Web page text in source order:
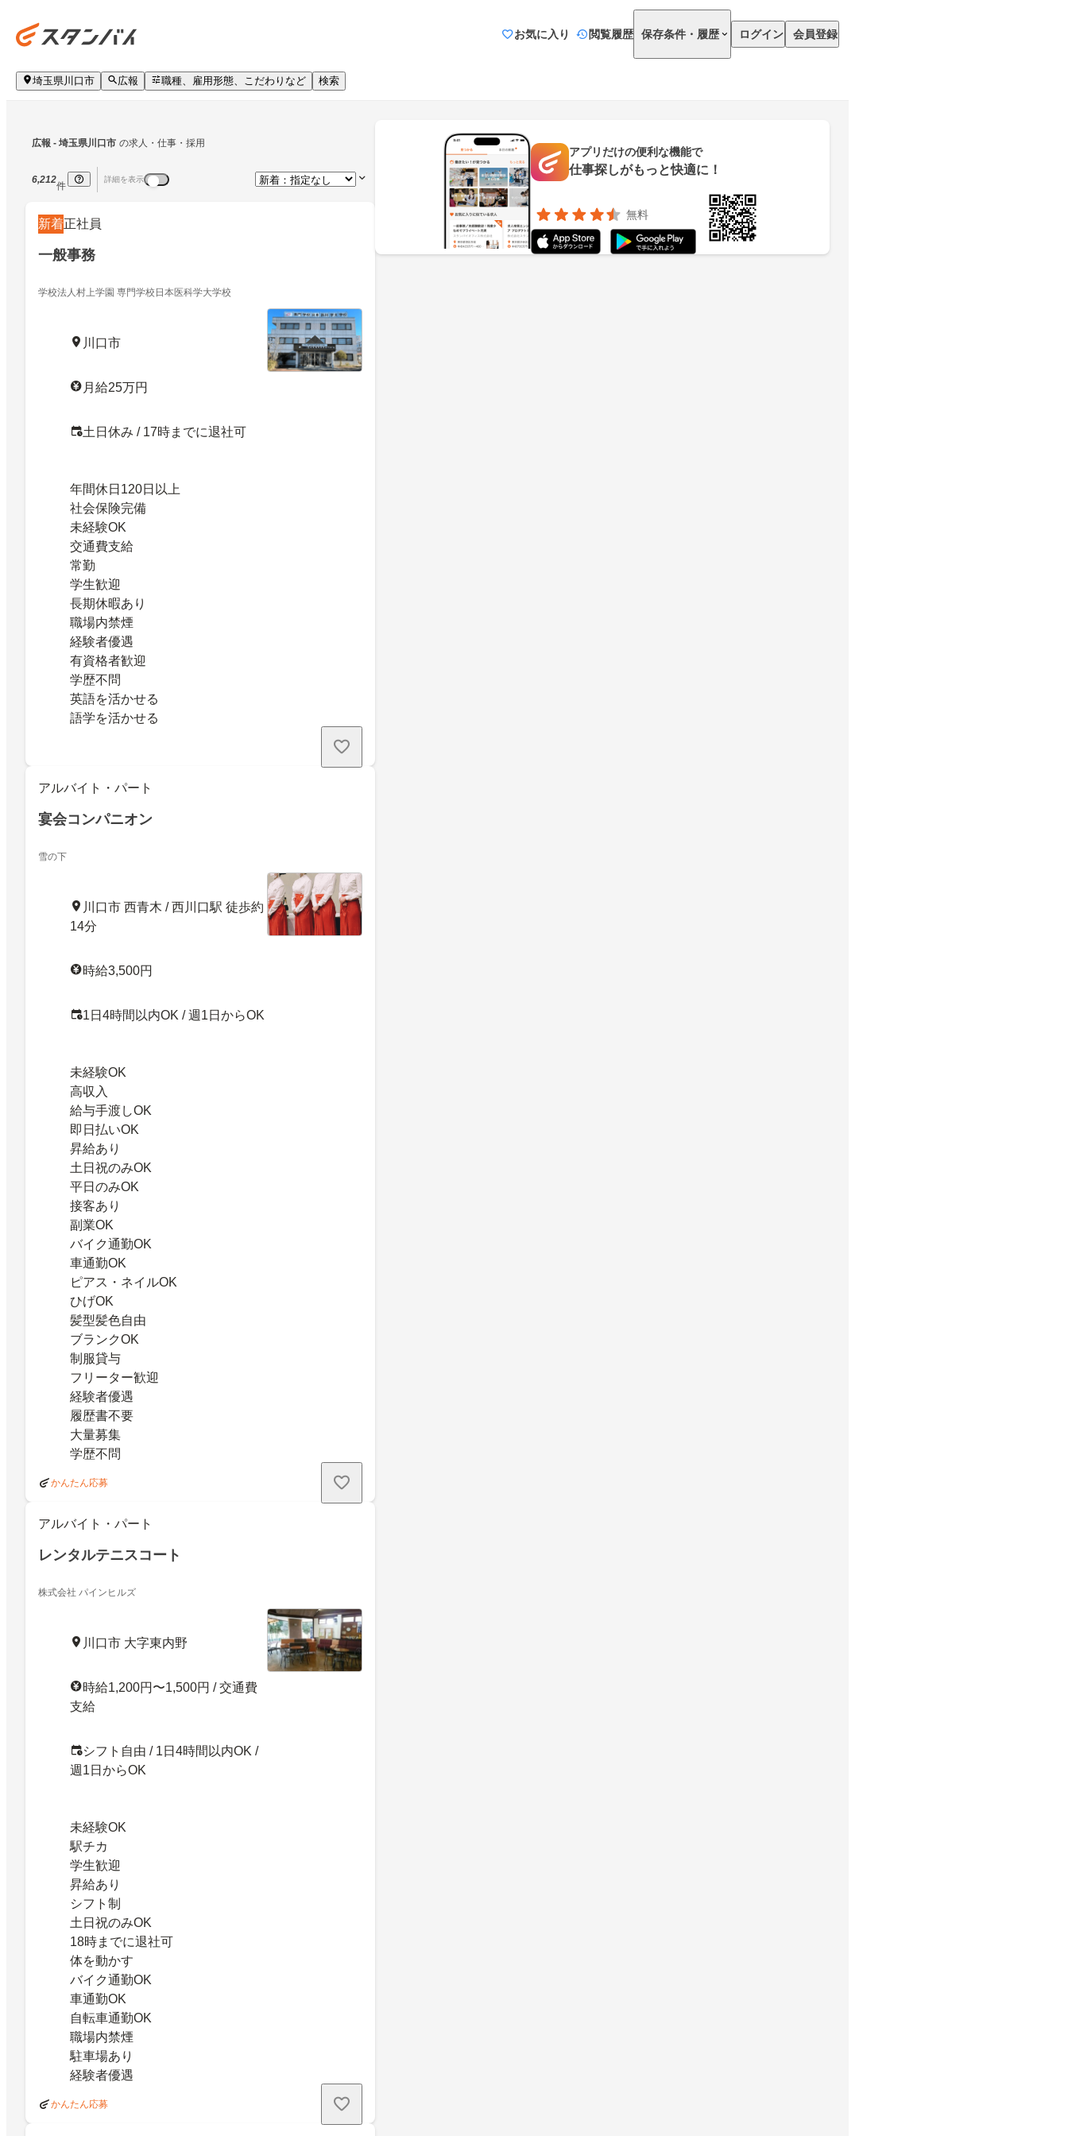
お気に入り 閲覧履歴 保存条件・履歴 ログイン 会員登録
埼玉県川口市 広報 職種、雇用形態、こだわりなど 検索
広報 - 埼玉県川口市 の求人・仕事・採用
6,212
件
詳細を表示
新着正社員
一般事務
学校法人村上学園 専門学校日本医科学大学校
川口市
月給25万円
土日休み / 17時までに退社可
年間休日120日以上
社会保険完備
未経験OK
交通費支給
常勤
学生歓迎
長期休暇あり
職場内禁煙
経験者優遇
有資格者歓迎
学歴不問
英語を活かせる
語学を活かせる
アルバイト・パート
宴会コンパニオン
雪の下
川口市 西青木 / 西川口駅 徒歩約
14分
時給3,500円
1日4時間以内OK / 週1日からOK
未経験OK
高収入
給与手渡しOK
即日払いOK
昇給あり
土日祝のみOK
平日のみOK
接客あり
副業OK
バイク通勤OK
車通勤OK
ピアス・ネイルOK
ひげOK
髪型髪色自由
ブランクOK
制服貸与
フリーター歓迎
経験者優遇
履歴書不要
大量募集
学歴不問
かんたん応募
アルバイト・パート
レンタルテニスコート
株式会社 パインヒルズ
川口市 大字東内野
時給1,200円〜1,500円 / 交通費
支給
シフト自由 / 1日4時間以内OK /
週1日からOK
未経験OK
駅チカ
学生歓迎
昇給あり
シフト制
土日祝のみOK
18時までに退社可
体を動かす
バイク通勤OK
車通勤OK
自転車通勤OK
職場内禁煙
駐車場あり
経験者優遇
かんたん応募
アプリだけの便利な機能で
仕事探しがもっと快適に！
無料